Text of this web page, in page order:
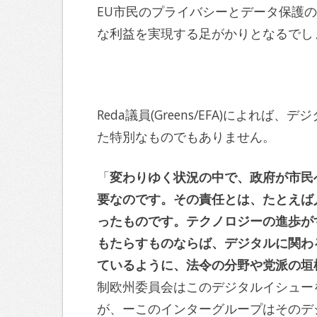
EU市民のプライバシーとデータ保護
な利益を実現する足がかりとなるで
Reda議員(Greens/EFA)によれば、デ
た特別なものでもありません。
「変わりゆく状況の中で、政府が市
要なのです。その責任とは、たとえ
ったものです。テクノロジーの進歩
もたらすものならば、デジタルに関
ているように、法令の分野や党派の
制欧州委員会はこのデジタルイシュ
が、ーこのインターグループはその